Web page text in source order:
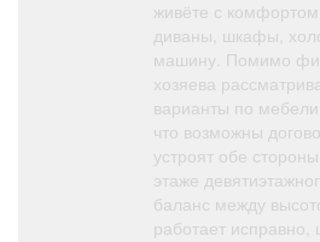
живёте с
диваны, шкафы,
машину. Помимо
хозяева
варианты по
что возможны
устроят обе
этаже
баланс между
работает